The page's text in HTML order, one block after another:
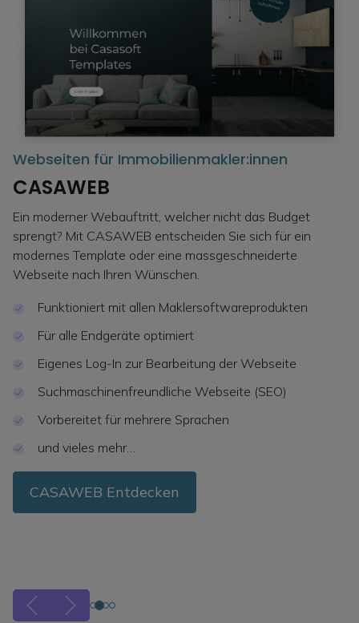
Budget
sich für ein
(SEO)
Projektwebseiten
CASAPROJECT
Wir vereinfachen die Vermarktung von
und haben für jede Projektgrösse die
parat. Vermarkten Sie Ihr Projekt
effizient.
Wohnungsspiegel
Axonometrie und dynamische Bilder
Verlinkt mit CASAONE
Content Management mit WordPress
Verschiedene Integrationen (Analytics,
CASAPROJECT Entdecken